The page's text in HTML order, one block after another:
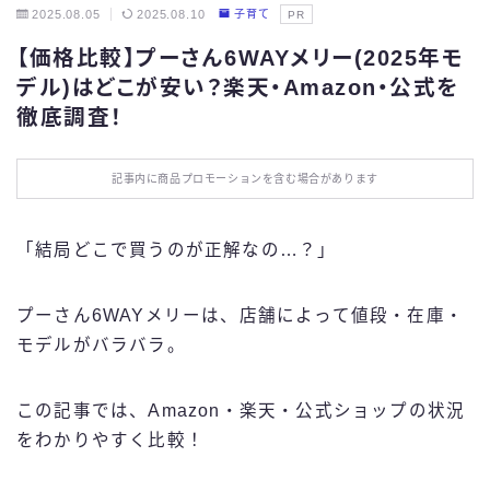
おでかけ
お役立ち情報
IT・スキル
ふるさと納税
お問い合わせ
2025.08.05 2025.08.10 子育て PR
【価格比較】プーさん6WAYメリー(2025年モ
デル)はどこが安い？楽天・Amazon・公式を
徹底調査！
記事内に商品プロモーションを含む場合があります
「結局どこで買うのが正解なの…？」
プーさん6WAYメリーは、店舗によって値段・在庫・
モデルがバラバラ。
この記事では、Amazon・楽天・公式ショップの状況
をわかりやすく比較！